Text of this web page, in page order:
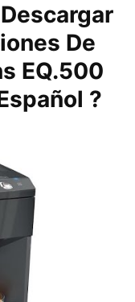
De
EQ.500
?